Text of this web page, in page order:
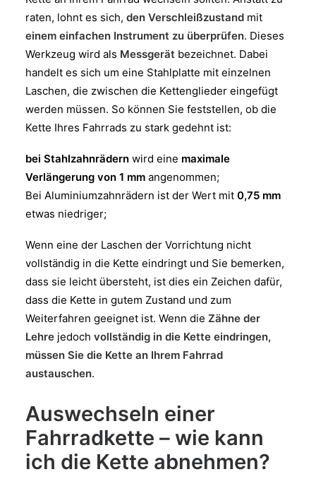
raten, lohnt es sich, den Verschleißzustand mit
einem einfachen Instrument zu überprüfen. Dieses
Werkzeug wird als Messgerät bezeichnet. Dabei
handelt es sich um eine Stahlplatte mit einzelnen
Laschen, die zwischen die Kettenglieder eingefügt
werden müssen. So können Sie feststellen, ob die
Kette Ihres Fahrrads zu stark gedehnt ist:
bei Stahlzahnrädern wird eine maximale
Verlängerung von 1 mm angenommen;
Bei Aluminiumzahnrädern ist der Wert mit 0,75 mm
etwas niedriger;
Wenn eine der Laschen der Vorrichtung nicht
vollständig in die Kette eindringt und Sie bemerken,
dass sie leicht übersteht, ist dies ein Zeichen dafür,
dass die Kette in gutem Zustand und zum
Weiterfahren geeignet ist. Wenn die Zähne der
Lehre jedoch vollständig in die Kette eindringen,
müssen Sie die Kette an Ihrem Fahrrad
austauschen.
Auswechseln einer
Fahrradkette – wie kann
ich die Kette abnehmen?